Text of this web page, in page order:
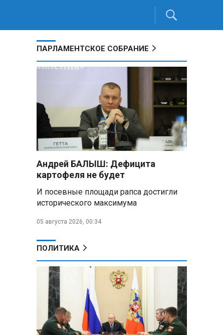
ПАРЛАМЕНТСКОЕ СОБРАНИЕ
Андрей БАЛЫШ: Дефицита
картофеля не будет
И посевные площади рапса достигли
исторического максимума
05 августа 2026, 00:34
ПОЛИТИКА